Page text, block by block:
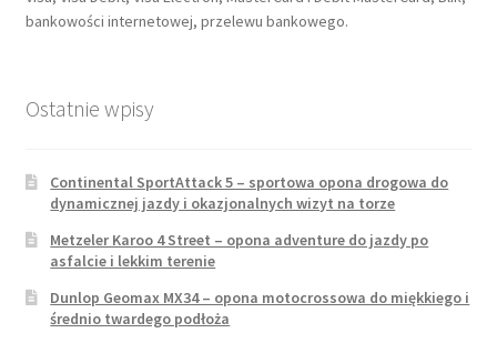
bankowości internetowej, przelewu bankowego.
Ostatnie wpisy
Continental SportAttack 5 – sportowa opona drogowa do
dynamicznej jazdy i okazjonalnych wizyt na torze
Metzeler Karoo 4 Street – opona adventure do jazdy po
asfalcie i lekkim terenie
Dunlop Geomax MX34 – opona motocrossowa do miękkiego i
średnio twardego podłoża